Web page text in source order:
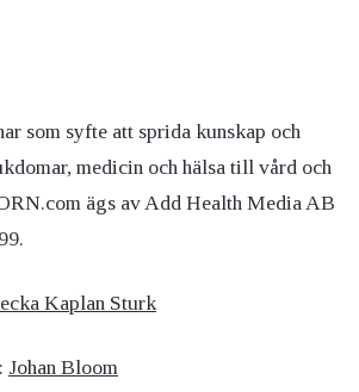
som syfte att sprida kunskap och
medicin och hälsa till vård och
ägs av Add Health Media AB
Kaplan Sturk
Johan Bloom